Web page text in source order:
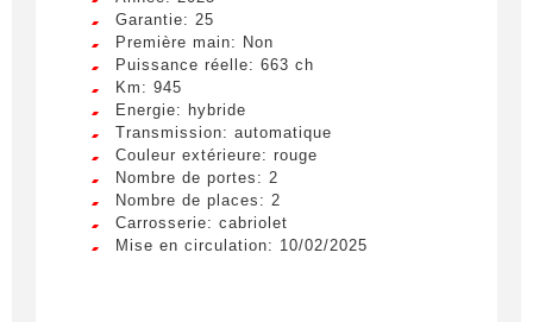
Garantie: 25
Première main: Non
Puissance réelle: 663 ch
Km: 945
Energie: hybride
Transmission: automatique
Couleur extérieure: rouge
Nombre de portes: 2
Nombre de places: 2
Carrosserie: cabriolet
Mise en circulation: 10/02/2025